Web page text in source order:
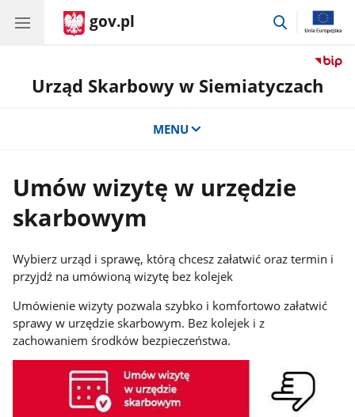
gov.pl
przejdź
Urząd Skarbowy w Siemiatyczach
MENU
Umów wizytę w urzędzie
skarbowym
Wybierz urząd i sprawę, którą chcesz załatwić oraz termin i
przyjdź na umówioną wizytę bez kolejek
Umówienie wizyty pozwala szybko i komfortowo załatwić
sprawy w urzędzie skarbowym. Bez kolejek i z
zachowaniem środków bezpieczeństwa.